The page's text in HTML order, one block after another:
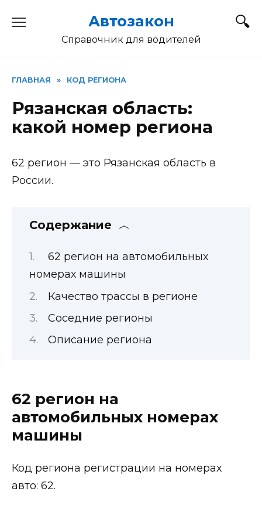
содержанию
Автозакон
Справочник для водителей
ГЛАВНАЯ » КОД РЕГИОНА
Рязанская область:
какой номер региона
62 регион — это Рязанская область в
России.
Содержание
62 регион на автомобильных
номерах машины
Качество трассы в регионе
Соседние регионы
Описание региона
62 регион на
автомобильных номерах
машины
Код региона регистрации на номерах
авто: 62.